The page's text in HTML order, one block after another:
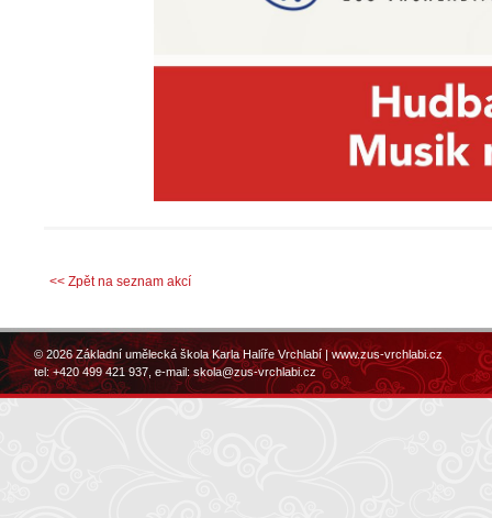
<< Zpět na seznam akcí
© 2026 Základní umělecká škola Karla Halíře Vrchlabí |www.zus-vrchlabi.cz
tel: +420 499 421 937, e-mail:skola@zus-vrchlabi.cz